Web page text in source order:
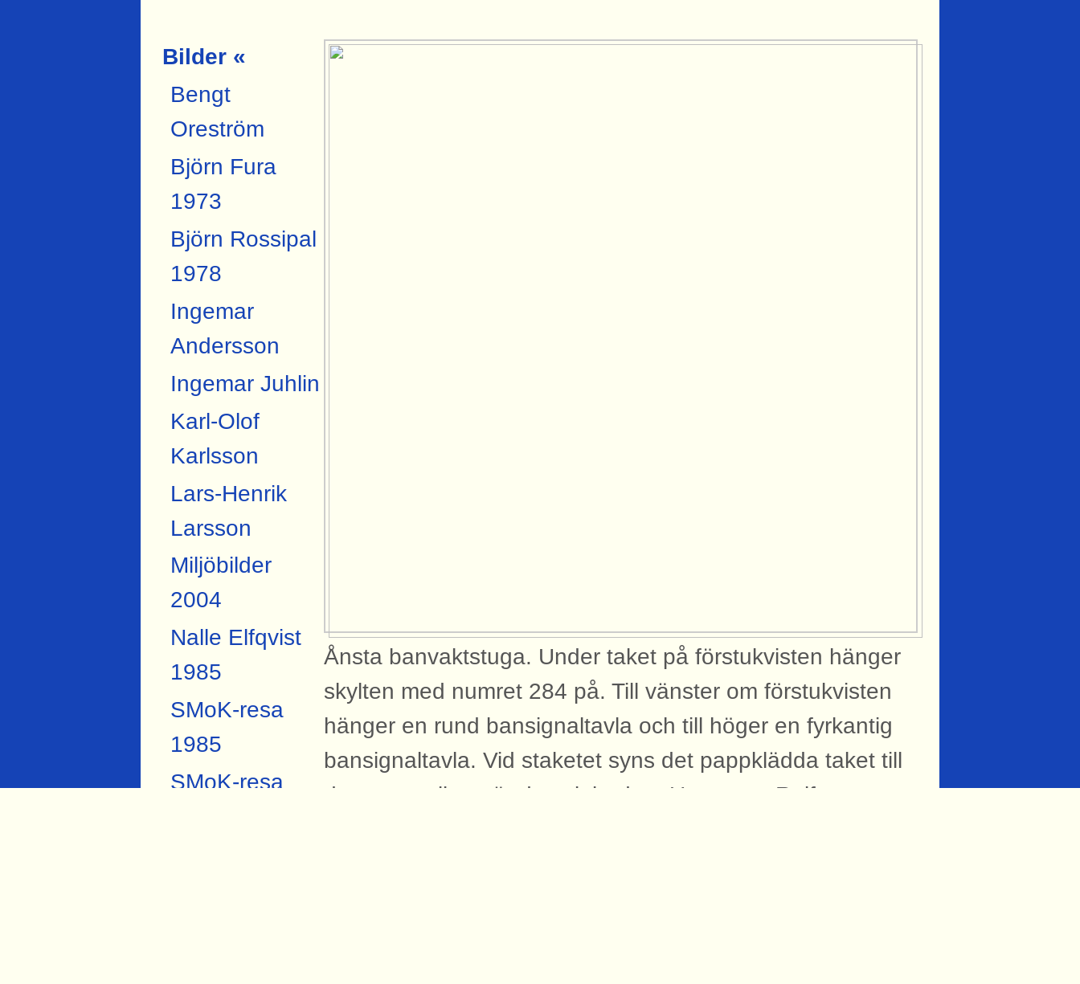
Bilder «
Bengt
Oreström
Björn Fura
1973
Björn Rossipal
1978
Ingemar
Andersson
Ingemar Juhlin
Karl-Olof
Karlsson
Lars-Henrik
Larsson
Miljöbilder
2004
Nalle Elfqvist
1985
SMoK-resa
1985
SMoK-resa
Ånsta banvaktstuga. Under taket på förstukvisten hänger
skylten med numret 284 på. Till vänster om förstukvisten
hänger en rund bansignaltavla och till höger en fyrkantig
bansignaltavla. Vid staketet syns det pappklädda taket till
det som troligen är dressinboden. Ursprung: Rolf